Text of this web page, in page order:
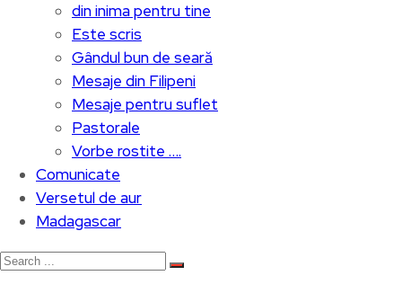
din inima pentru tine
Este scris
Gândul bun de seară
Mesaje din Filipeni
Mesaje pentru suflet
Pastorale
Vorbe rostite ….
Comunicate
Versetul de aur
Madagascar